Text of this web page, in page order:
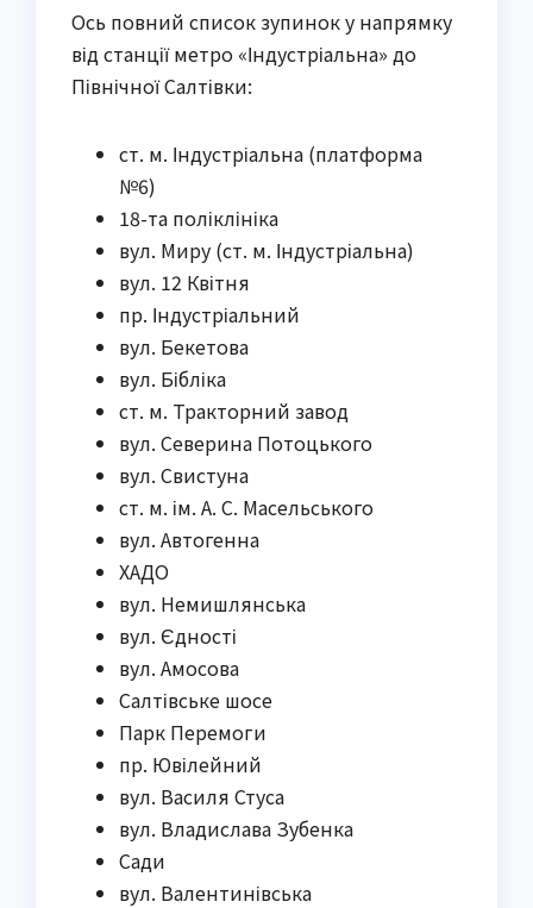
Ось повний список зупинок у напрямку
від станції метро «Індустріальна» до
Північної Салтівки:
ст. м. Індустріальна (платформа
№6)
18-та поліклініка
вул. Миру (ст. м. Індустріальна)
вул. 12 Квітня
пр. Індустріальний
вул. Бекетова
вул. Бібліка
ст. м. Тракторний завод
вул. Северина Потоцького
вул. Свистуна
ст. м. ім. А. С. Масельського
вул. Автогенна
ХАДО
вул. Немишлянська
вул. Єдності
вул. Амосова
Салтівське шосе
Парк Перемоги
пр. Ювілейний
вул. Василя Стуса
вул. Владислава Зубенка
Сади
вул. Валентинівська